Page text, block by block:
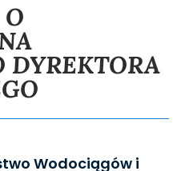
DYREKTORA
Wodociągów i